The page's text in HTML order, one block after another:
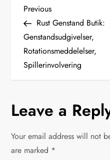
P
o
s
n
a
v
Previous
Post
Previous
Rust Genstand Butik:
Genstandsudgivelser,
Rotationsmeddelelser,
Spillerinvolvering
Leave a
Your email address will not
are marked *